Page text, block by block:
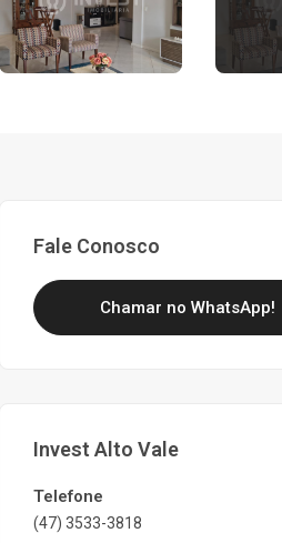
Fale Conosco
Chamar no WhatsApp!
Invest Alto Vale
Telefone
(47) 3533-3818